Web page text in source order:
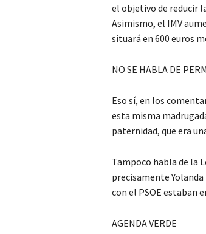
el objetivo de reducir
Asimismo, el IMV
situará en 600 euros
NO SE HABLA DE
Eso sí, en los
esta misma
paternidad, que era
Tampoco habla de la
precisamente
con el PSOE estaban
AGENDA VERDE